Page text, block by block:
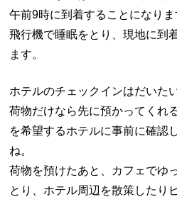
午前9時に到着することになりま
飛行機で睡眠をとり、現地に到
ます。
ホテルのチェックインはだいた
荷物だけなら先に預かってくれ
を希望するホテルに事前に確認
ね。
荷物を預けたあと、カフェでゆ
とり、ホテル周辺を散策したり